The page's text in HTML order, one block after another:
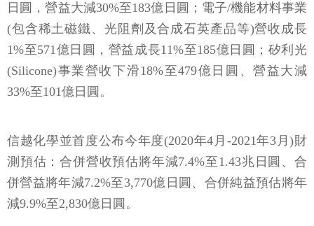
日圓，營益大減30%至183億日圓；電子/機能材料事業
(包含稀土磁鐵、光阻劑及合成石英產品等)營收成長
1%至571億日圓，營益成長11%至185億日圓；矽利光
(Silicone)事業營收下滑18%至479億日圓、營益大減
33%至101億日圓。
信越化學並首度公布今年度(2020年4月-2021年3月)財
測預估：合併營收預估將年減7.4%至1.43兆日圓、合
併營益將年減7.2%至3,770億日圓、合併純益預估將年
減9.9%至2,830億日圓。